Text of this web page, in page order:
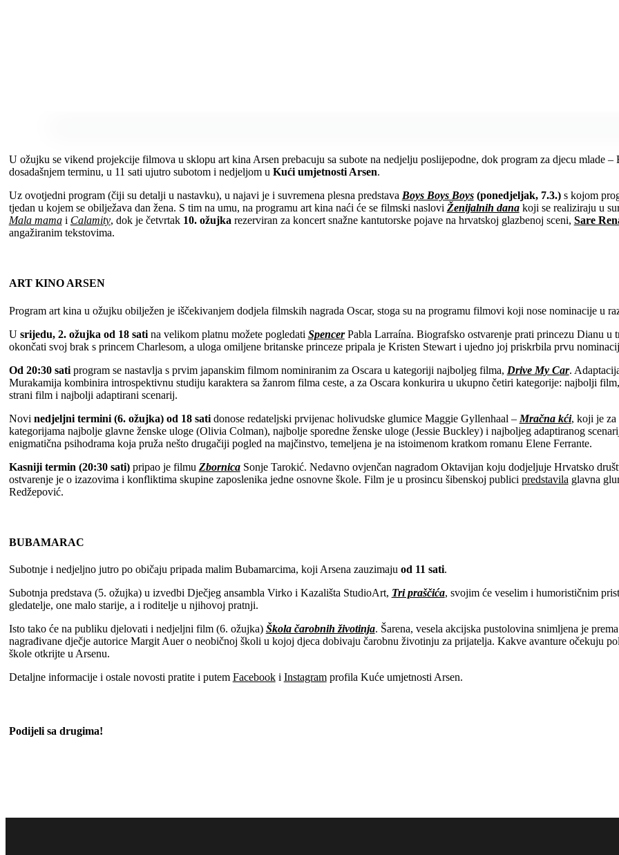
U ožujku se vikend projekcije filmova u sklopu art kina Arsen prebacuju sa subote na nedjelju poslijepodne, dok program za djecu mlade –
dosadašnjem terminu, u 11 sati ujutro subotom i nedjeljom u Kući umjetnosti Arsen.
Uz ovotjedni program (čiji su detalji u nastavku), u najavi je i suvremena plesna predstava Boys Boys Boys (ponedjeljak, 7.3.)s kojom
tjedan u kojem se obilježava dan žena. S tim na umu, na programu art kina naći će se filmski naslovi Ženijalnih dana koji se realiziraju u
Mala mamai Calamity, dok je četvrtak 10. ožujka rezerviran za koncert snažne kantutorske pojave na hrvatskoj glazbenoj sceni, Sare
angažiranim tekstovima.
ART KINO ARSEN
Program art kina u ožujku obilježen je iščekivanjem dodjela filmskih nagrada Oscar, stoga su na programu filmovi koji nose nominacije u
U srijedu, 2. ožujka od 18 satina velikom platnu možete pogledati SpencerPabla Larraína. Biografsko ostvarenje prati princezu Dianu u
okončati svoj brak s princem Charlesom, a uloga omiljene britanske princeze pripala je Kristen Stewart i ujedno joj priskrbila prvu
Od 20:30 satiprogram se nastavlja s prvim japanskim filmom nominiranim za Oscara u kategoriji najboljeg filma, Drive My Car.
Murakamija kombinira introspektivnu studiju karaktera sa žanrom filma ceste, a za Oscara konkurira u ukupno četiri kategorije: najbolji
strani film i najbolji adaptirani scenarij.
Novi nedjeljni termini (6. ožujka) od 18 satidonose redateljski prvijenac holivudske glumice Maggie Gyllenhaal – Mračna kći, koji je za
kategorijama najbolje glavne ženske uloge (Olivia Colman), najbolje sporedne ženske uloge (Jessie Buckley) i najboljeg adaptiranog
enigmatična psihodrama koja pruža nešto drugačiji pogled na majčinstvo, temeljena je na istoimenom kratkom romanu Elene Ferrante.
Kasniji termin (20:30 sati)pripao je filmu ZbornicaSonje Tarokić. Nedavno ovjenčan nagradom Oktavijan koju dodjeljuje Hrvatsko
ostvarenje je o izazovima i konfliktima skupine zaposlenika jedne osnovne škole. Film je u prosincu šibenskoj publici predstavila glavna
Redžepović.
BUBAMARAC
Subotnje i nedjeljno jutro po običaju pripada malim Bubamarcima, koji Arsena zauzimaju od 11 sati.
Subotnja predstava (5. ožujka) u izvedbi Dječjeg ansambla Virko i Kazališta StudioArt, Tri praščića, svojim će veselim i humorističnim
gledatelje, one malo starije, a i roditelje u njihovoj pratnji.
Isto tako će na publiku djelovati i nedjeljni film (6. ožujka) Škola čarobnih životinja. Šarena, vesela akcijska pustolovina snimljena je
nagrađivane dječje autorice Margit Auer o neobičnoj školi u kojoj djeca dobivaju čarobnu životinju za prijatelja. Kakve avanture očekuju
škole otkrijte u Arsenu.
Detaljne informacije i ostale novosti pratite i putem Facebooki Instagramprofila Kuće umjetnosti Arsen.
Podijeli sa drugima!